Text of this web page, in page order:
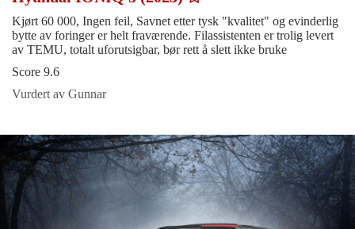
Kjørt 60 000, Ingen feil, Savnet etter tysk "kvalitet" og evinderlig
bytte av foringer er helt fraværende. Filassistenten er trolig levert
av TEMU, totalt uforutsigbar, bør rett å slett ikke bruke
Score 9.6
Vurdert av Gunnar